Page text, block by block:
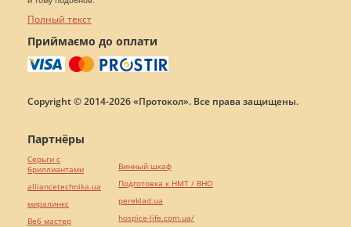
Полный текст
Приймаємо до оплати
Copyright © 2014-2026 «Протокол». Все права защищены.
Партнёры
Серьги с
бриллиантами
alliancetechnika.ua
миралинкс
Веб мастер
Винный шкаф
Подготовка к НМТ / ВНО
pereklad.ua
hospice-life.com.ua/